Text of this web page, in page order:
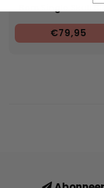
Bam Single Skull
€79,95